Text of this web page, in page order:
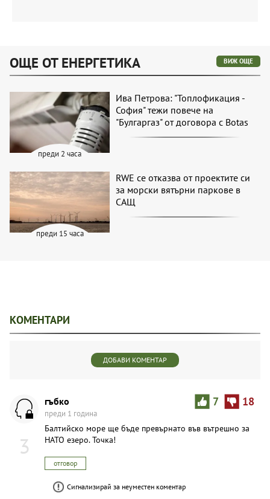
ОЩЕ ОТ ЕНЕРГЕТИКА ВИЖ ОЩЕ
преди 2 часа
Ива Петрова: "Топлофикация -
София" тежи повече на
"Булгаргаз" от договора с Botas
преди 15 часа
RWE се отказва от проектите си
за морски вятърни паркове в
САЩ
КОМЕНТАРИ
ДОБАВИ КОМЕНТАР
3
7 18
гъбко
преди 1 година
Балтийско море ще бъде превърнато във вътрешно за
НАТО езеро. Точка!
отговор
Сигнализирай за неуместен коментар